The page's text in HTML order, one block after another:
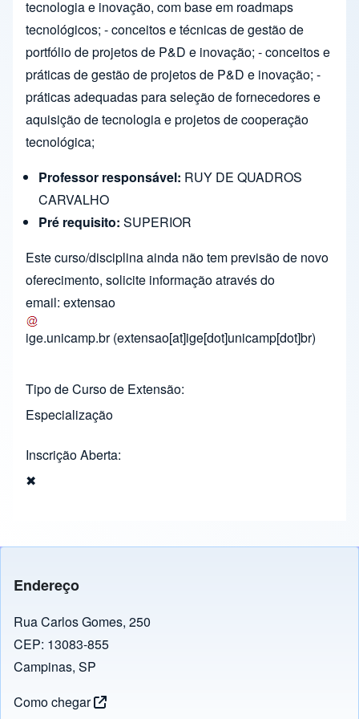
tecnologia e inovação, com base em roadmaps
tecnológicos; - conceitos e técnicas de gestão de
portfólio de projetos de P&D e inovação; - conceitos e
práticas de gestão de projetos de P&D e inovação; -
práticas adequadas para seleção de fornecedores e
aquisição de tecnologia e projetos de cooperação
tecnológica;
Professor responsável: RUY DE QUADROS
CARVALHO
Pré requisito: SUPERIOR
Este curso/disciplina ainda não tem previsão de novo
oferecimento, solicite informação através do
email: extensao
ige.unicamp.br(extensao[at]ige[dot]unicamp[dot]br)
Tipo de Curso de Extensão
Especialização
Inscrição Aberta
✖
Endereço
Rua Carlos Gomes, 250
CEP: 13083-855
Campinas, SP
Como chegar